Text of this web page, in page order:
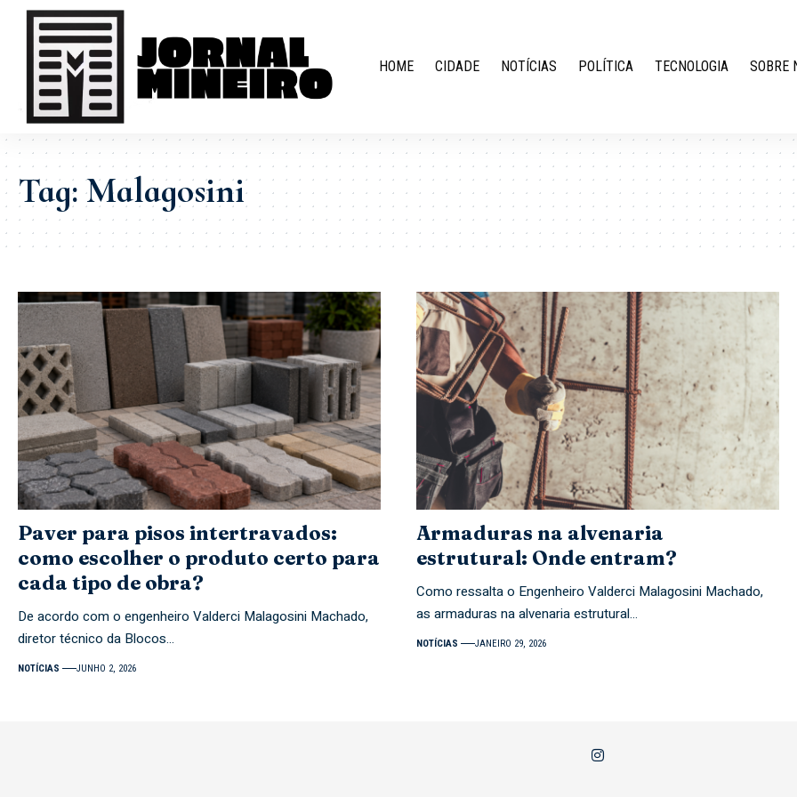
HOME CIDADE NOTÍCIAS POLÍTICA TECNOLOGIA SOBRE
Tag:Malagosini
Paver para pisos intertravados:
como escolher o produto certo para
cada tipo de obra?
De acordo com o engenheiro Valderci Malagosini Machado,
diretor técnico da Blocos…
NOTÍCIAS JUNHO 2, 2026
Armaduras na alvenaria
estrutural: Onde entram?
Como ressalta o Engenheiro Valderci Malagosini Machado,
as armaduras na alvenaria estrutural…
NOTÍCIAS JANEIRO 29, 2026